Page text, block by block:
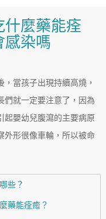
什麼藥能痊
感染嗎
，當孩子出現持續高燒，
們就一定要注意了，因為
起嬰幼兒腹瀉的主要病原
外形很像車輪，所以被命
些？
藥能痊癒？